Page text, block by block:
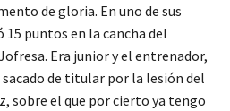
de gloria. En uno de sus
puntos en la cancha del
Era junior y el entrenador,
de titular por la lesión del
sobre el que por cierto ya tengo